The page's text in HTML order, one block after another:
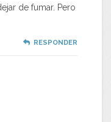
de fumar. Pero
RESPONDER